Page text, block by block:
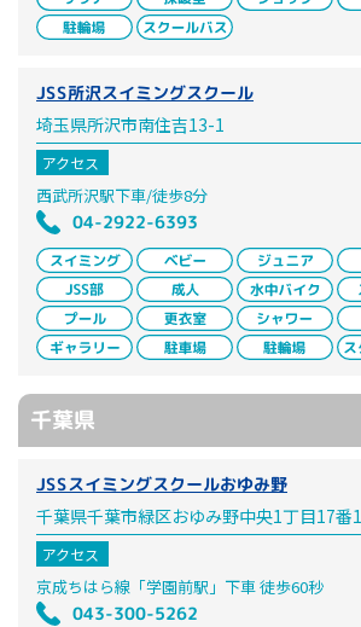
JSS所沢スイミングスクール
埼玉県所沢市南住吉13-1
アクセス
西武所沢駅下車/徒歩8分
04-2922-6393
千葉県
JSSスイミングスクールおゆみ野
千葉県千葉市緑区おゆみ野中央1丁目17番1
アクセス
京成ちはら線「学園前駅」下車 徒歩60秒
043-300-5262